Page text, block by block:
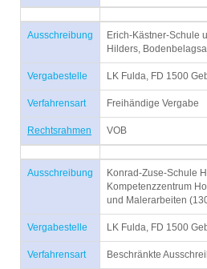
Ausschreibung
Erich-Kästner-Schule
Hilders,
Vergabestelle LK Fulda, FD 1500
Verfahrensart Freihändige Vergabe
Rechtsrahmen VOB
Ausschreibung
Konrad-Zuse-Schule
Kompetenzzentrum
und Malerarbeiten
Vergabestelle LK Fulda, FD 1500
Verfahrensart Beschränkte